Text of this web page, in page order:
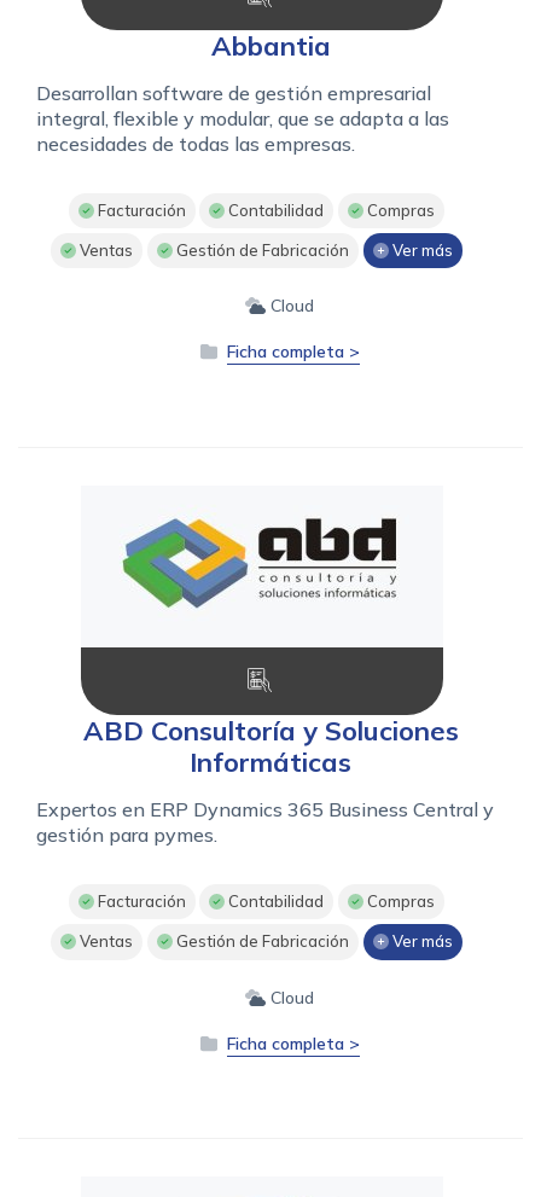
Abbantia
Desarrollan software de gestión empresarial
integral, flexible y modular, que se adapta a las
necesidades de todas las empresas.
Facturación Contabilidad Compras
Ventas Gestión de Fabricación Ver más
Cloud
Ficha completa >
ABD Consultoría y Soluciones
Informáticas
Expertos en ERP Dynamics 365 Business Central y
gestión para pymes.
Facturación Contabilidad Compras
Ventas Gestión de Fabricación Ver más
Cloud
Ficha completa >